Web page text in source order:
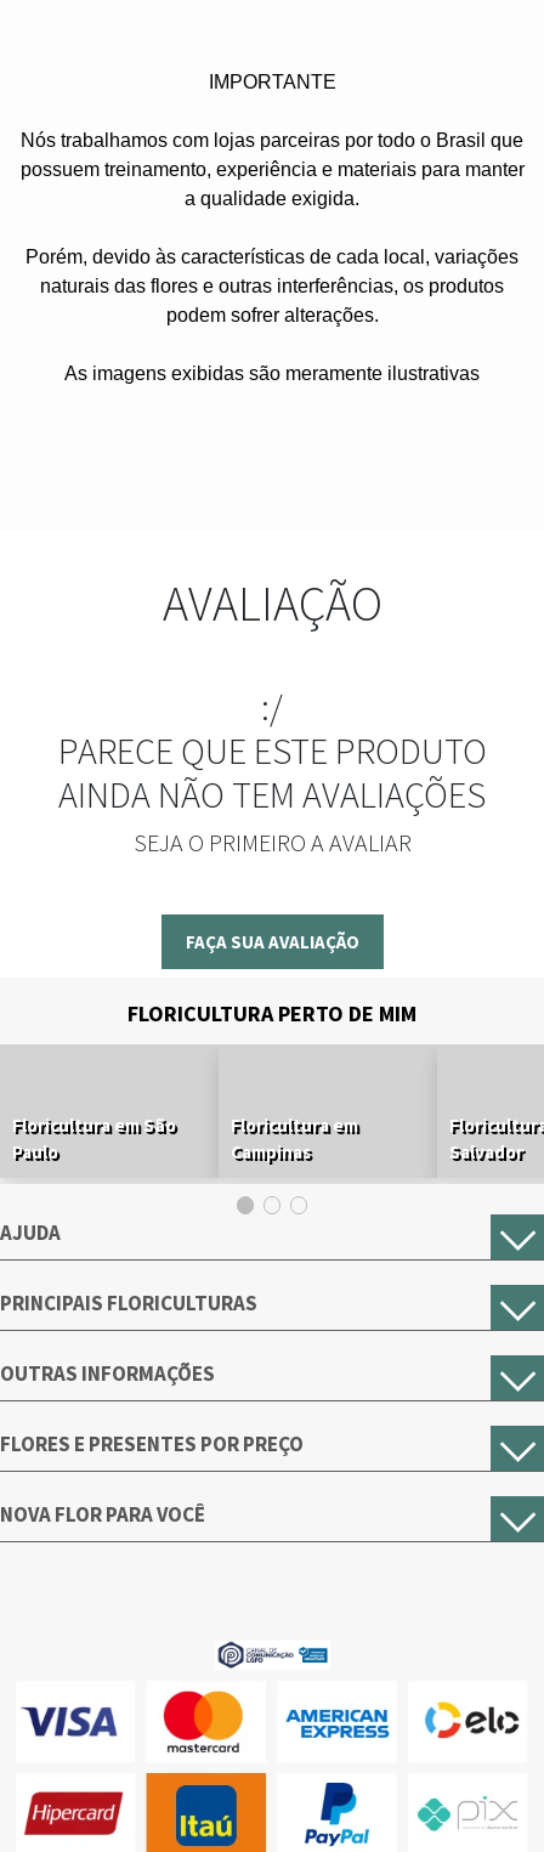
IMPORTANTE
Nós trabalhamos com lojas parceiras por todo o Brasil que
possuem treinamento, experiência e materiais para manter
a qualidade exigida.
Porém, devido às características de cada local, variações
naturais das flores e outras interferências, os produtos
podem sofrer alterações.
As imagens exibidas são meramente ilustrativas
AVALIAÇÃO
:/
PARECE QUE ESTE PRODUTO
AINDA NÃO TEM AVALIAÇÕES
SEJA O PRIMEIRO A AVALIAR
FAÇA SUA AVALIAÇÃO
FLORICULTURA PERTO DE MIM
Floricultura em São
Paulo
Floricultura em
Campinas
Salvador
AJUDA
PRINCIPAIS FLORICULTURAS
OUTRAS INFORMAÇÕES
FLORES E PRESENTES POR PREÇO
NOVA FLOR PARA VOCÊ